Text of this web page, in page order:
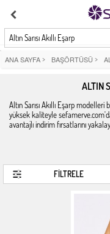
Altın Sarısı Akıllı Eşarp
ANA SAYFA > BAŞÖRTÜSÜ >
ALTIN
Altın Sarısı Akıllı Eşarp
yüksek kaliteyle
avantajlı indirim fırsatlarını
FİLTRELE